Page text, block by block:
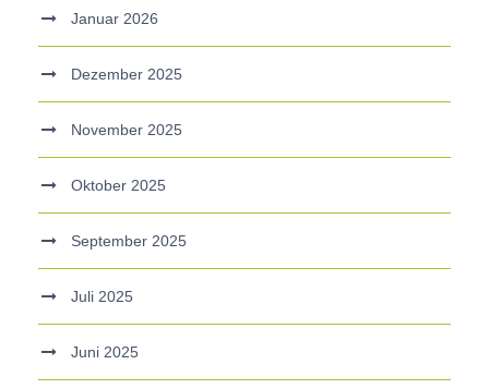
Januar 2026
Dezember 2025
November 2025
Oktober 2025
September 2025
Juli 2025
Juni 2025